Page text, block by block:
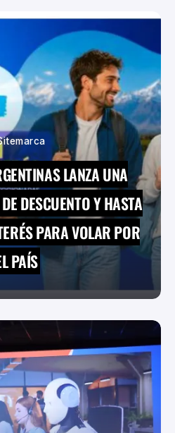
LANZA UNA
DESCUENTO Y HASTA
PARA VOLAR POR
PAÍS